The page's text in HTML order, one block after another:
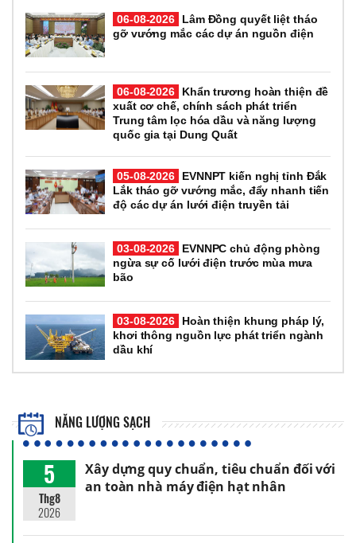
06-08-2026
Lâm Đồng quyết liệt tháo
gỡ vướng mắc các dự án nguồn điện
06-08-2026
Khẩn trương hoàn thiện đề
xuất cơ chế, chính sách phát triển
Trung tâm lọc hóa dầu và năng lượng
quốc gia tại Dung Quất
05-08-2026
EVNNPT kiến nghị tỉnh Đắk
Lắk tháo gỡ vướng mắc, đẩy nhanh tiến
độ các dự án lưới điện truyền tải
03-08-2026
EVNNPC chủ động phòng
ngừa sự cố lưới điện trước mùa mưa
bão
03-08-2026
Hoàn thiện khung pháp lý,
khơi thông nguồn lực phát triển ngành
dầu khí
NĂNG LƯỢNG SẠCH
5
Thg8
2026
Xây dựng quy chuẩn, tiêu chuẩn đối với
an toàn nhà máy điện hạt nhân